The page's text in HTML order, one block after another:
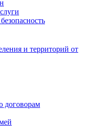
и территорий от
договорам